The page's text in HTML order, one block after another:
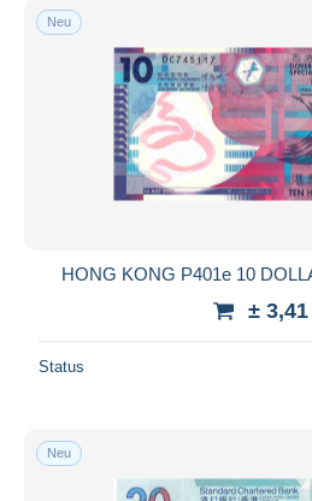
Neu
HONG KONG P401e 10
±
Status
Neu